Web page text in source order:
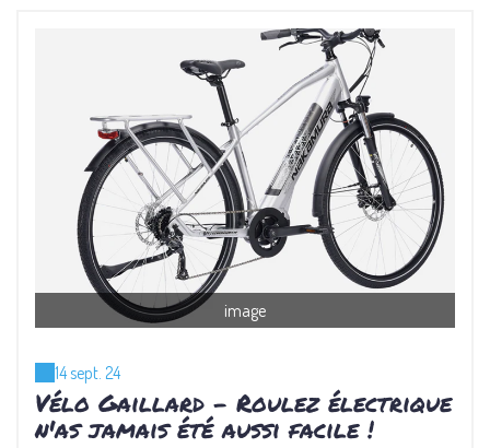
image
14 sept. 24
Vélo Gaillard - Roulez électrique
n'as jamais été aussi facile !